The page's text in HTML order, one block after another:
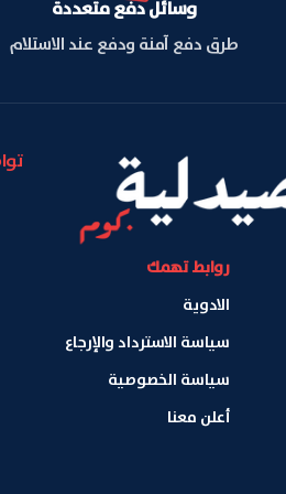
وسائل دفع متعددة
طرق دفع آمنة ودفع عند الاستلام
روابط تهمك
الادوية
سياسة الاسترداد والإرجاع
سياسة الخصوصية
أعلن معنا